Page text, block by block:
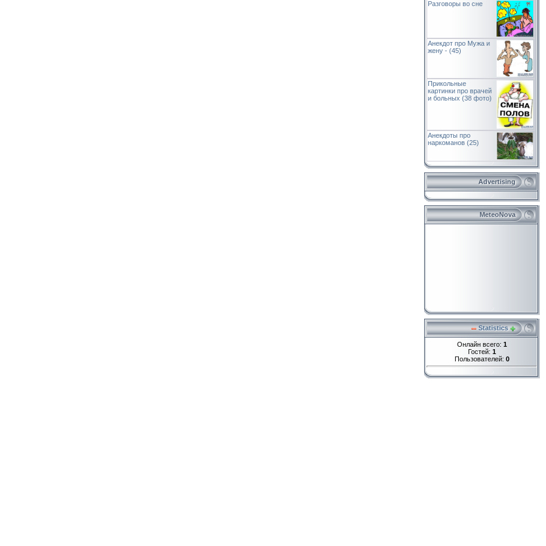
Разговоры во сне
Анекдот про Мужа и
жену - (45)
Прикольные
картинки про врачей
и больных (38 фото)
Анекдоты про
наркоманов (25)
Advertising
MeteoNova
Statistics
Онлайн всего: 1
Гостей: 1
Пользователей: 0